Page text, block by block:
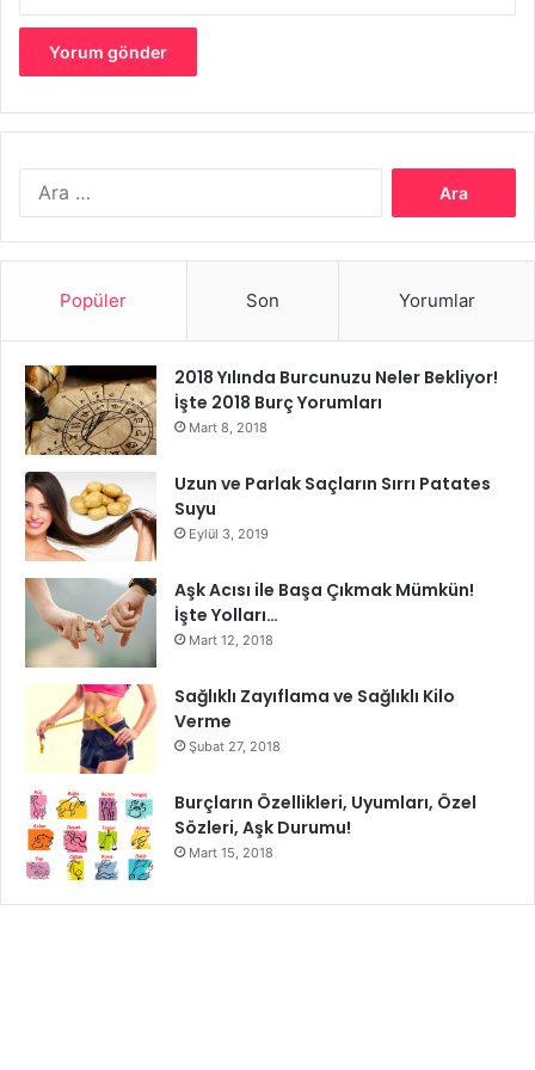
kilo kaybı durur ve beden dinlenmeye çekilir. Bu sürede
genellikle hanımlar, diyetten vazgeçmekte, artık diyetin işe
başladıklarında ise metabolizma bozulmakta ve verdikleri
yeni ve sağlıklı beslenme düzeninizi sürdürmeli ve zaman
zaman kilo kaybının duracağını ve daha sonra yeniden
hızla kilo kaybedeceğini bilmelisiniz.
Sürekli Tartılmayın
Diyetlerde gün aşırı tartıya çıkmakta yanlıştır. Çünkü bu
sizde hayal kırıklığı yaratabilir. Gün tartıda farkı sonuçlar
elde edersiniz, bu metabolizmanızdan kaynaklanmaktadır.
Gün içinde kio aldığınızı düşünerek, stres yapar, stres
Popüler Son Yorumlar
2018 Yılında Burcunuzu Neler Bekliyor!
İşte 2018 Burç Yorumları
Mart 8, 2018
Uzun ve Parlak Saçların Sırrı Patates
Suyu
Eylül 3, 2019
Aşk Acısı ile Başa Çıkmak Mümkün!
İşte Yolları…
Mart 12, 2018
Sağlıklı Zayıflama ve Sağlıklı Kilo
Verme
Şubat 27, 2018
Burçların Özellikleri, Uyumları, Özel
Sözleri, Aşk Durumu!
Mart 15, 2018